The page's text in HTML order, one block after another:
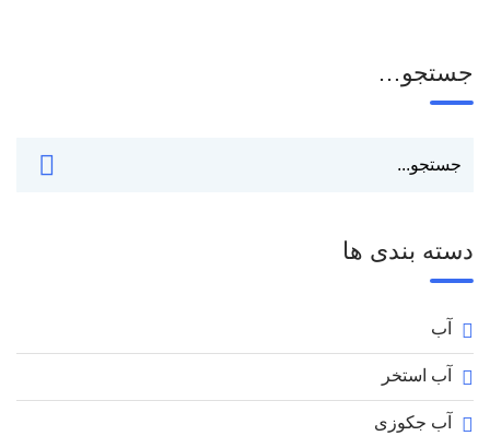
جستجو…
دسته بندی ها
آب
آب استخر
آب جکوزی